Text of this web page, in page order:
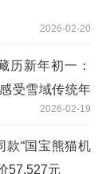
2026-02-20
历新年初一：
感受雪域传统年
2026-02-19
款“国宝熊猫机
57,527元